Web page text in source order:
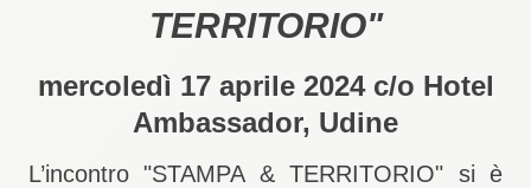
TERRITORIO"
mercoledì 17 aprile 2024 c/o Hotel
Ambassador, Udine
L’incontro "STAMPA & TERRITORIO" si è